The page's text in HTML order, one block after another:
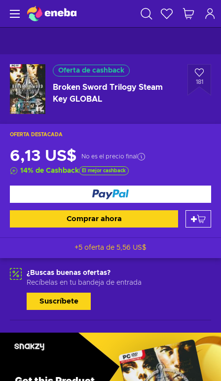
Oferta de cashback
Broken Sword Trilogy Steam
Key GLOBAL
181
OFERTA DESTACADA
6,13 US$ No es el precio final
14% de Cashback El mejor cashback
Comprar ahora
+5 oferta de 5,56 US$
¿Buscas buenas ofertas?
Recíbelas en tu bandeja de entrada
Suscríbete